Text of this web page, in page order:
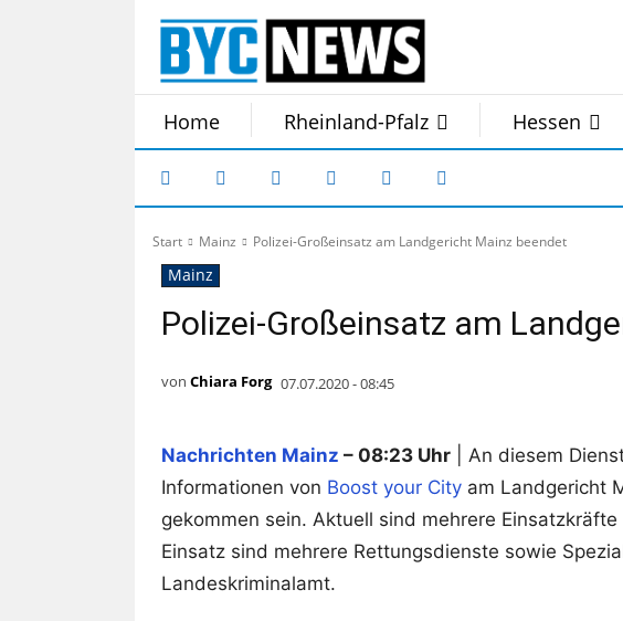
Home Rheinland-Pfalz Hessen
Start Mainz Polizei-Großeinsatz am Landgericht Mainz beendet
Mainz
Polizei-Großeinsatz am
von Chiara Forg 07.07.2020 - 08:45
Nachrichten Mainz – 08:23 Uhr | An diesem
Informationen von Boost your City am Landgericht
gekommen sein. Aktuell sind mehrere
Einsatz sind mehrere Rettungsdienste sowie
Landeskriminalamt.